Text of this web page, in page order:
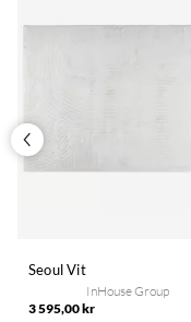
Seoul Vit
InHouse Group
3 595,00 kr